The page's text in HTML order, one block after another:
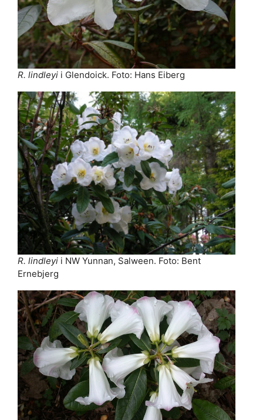
R. lindleyi i Glendoick. Foto: Hans Eiberg
R. lindleyi i NW Yunnan, Salween. Foto: Bent
Ernebjerg